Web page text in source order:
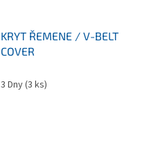
KRYT ŘEMENE / V-BELT
COVER
3 Dny(3 ks)